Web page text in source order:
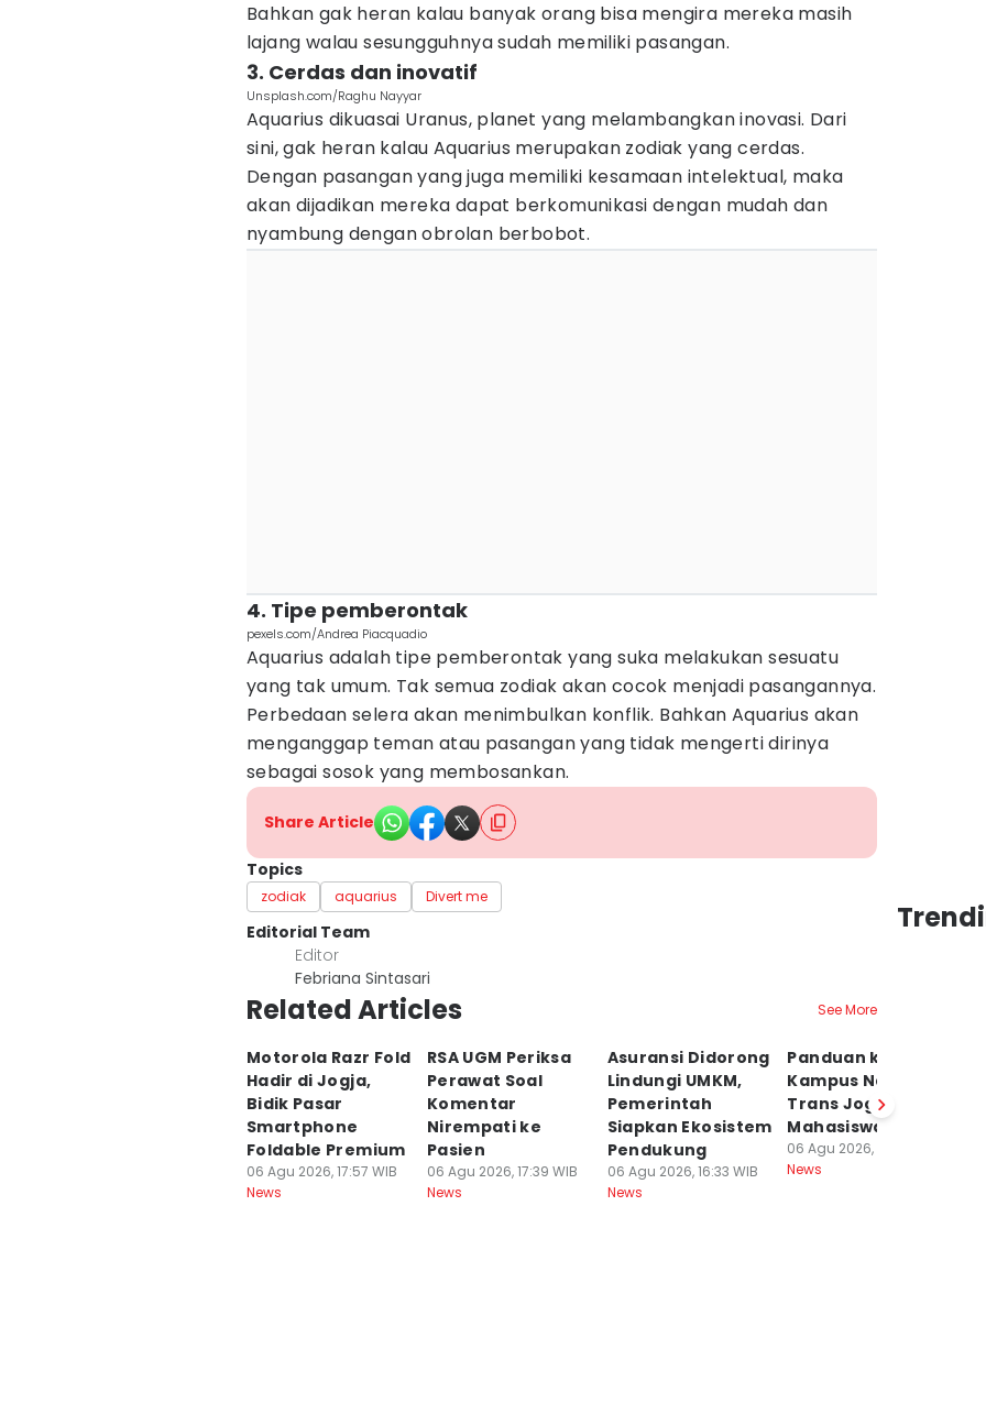
Bahkan gak heran kalau banyak orang bisa mengira mereka masih
lajang walau sesungguhnya sudah memiliki pasangan.
3. Cerdas dan inovatif
Unsplash.com/Raghu Nayyar
Aquarius dikuasai Uranus, planet yang melambangkan inovasi. Dari
sini, gak heran kalau Aquarius merupakan zodiak yang cerdas.
Dengan pasangan yang juga memiliki kesamaan intelektual, maka
akan dijadikan mereka dapat berkomunikasi dengan mudah dan
nyambung dengan obrolan berbobot.
4. Tipe pemberontak
pexels.com/Andrea Piacquadio
Aquarius adalah tipe pemberontak yang suka melakukan sesuatu
yang tak umum. Tak semua zodiak akan cocok menjadi pasangannya.
Perbedaan selera akan menimbulkan konflik. Bahkan Aquarius akan
menganggap teman atau pasangan yang tidak mengerti dirinya
sebagai sosok yang membosankan.
Share Article
Topics
zodiak aquarius Divert me
Editorial Team
Editor
Febriana Sintasari
Related Articles See More
Motorola Razr Fold
Hadir di Jogja,
Bidik Pasar
Smartphone
Foldable Premium
06 Agu 2026, 17:57 WIB
News
RSA UGM Periksa
Perawat Soal
Komentar
Nirempati ke
Pasien
06 Agu 2026, 17:39 WIB
News
Asuransi Didorong
Lindungi UMKM,
Pemerintah
Siapkan Ekosistem
Pendukung
06 Agu 2026, 16:33 WIB
News
Panduan ke
Kampus Naik
Trans Jogja buat
Mahasiswa Baru
06 Agu 2026, 16:20 WIB
News